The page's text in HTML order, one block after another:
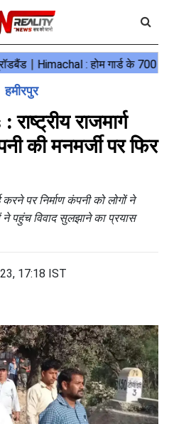
हमीरपुर
राजमार्ग
की मनमर्जी पर फिर
पर निर्माण कंपनी को लोगों ने
ने पहुंच विवाद सुलझाने का प्रयास
17:18 IST